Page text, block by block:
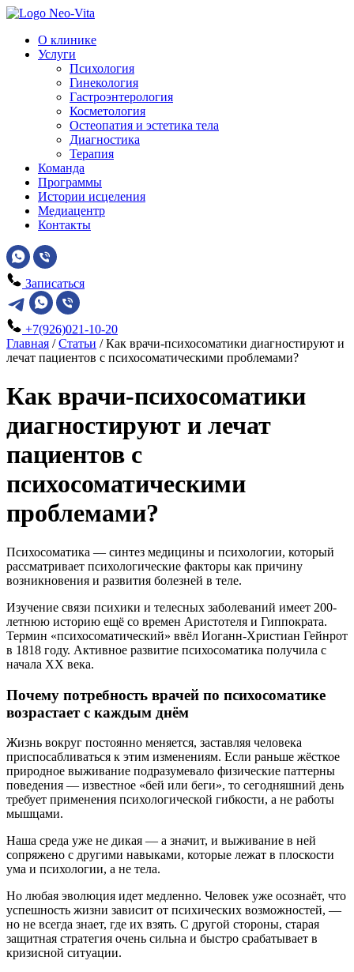
О клинике
Услуги
Психология
Гинекология
Гастроэнтерология
Косметология
Остеопатия и эстетика тела
Диагностика
Терапия
Команда
Программы
Истории исцеления
Медиацентр
Контакты
Записаться
+7(926)021-10-20
Главная /Статьи /Как врачи-психосоматики диагностируют и
лечат пациентов с психосоматическими проблемами?
Как врачи-психосоматики
диагностируют и лечат
пациентов с
психосоматическими
проблемами?
Психосоматика — синтез медицины и психологии, который
рассматривает психологические факторы как причину
возникновения и развития болезней в теле.
Изучение связи психики и телесных заболеваний имеет 200-
летнюю историю ещё со времен Аристотеля и Гиппократа.
Термин «психосоматический» ввёл Иоганн-Христиан Гейнрот
в 1818 году. Активное развитие психосоматика получила с
начала ХХ века.
Почему потребность врачей по психосоматике
возрастает с каждым днём
Жизнь вокруг постоянно меняется, заставляя человека
приспосабливаться к этим изменениям. Если раньше жёсткое
природное выживание подразумевало физические паттерны
поведения — известное «бей или беги», то сегодняшний день
требует применения психологической гибкости, а не работы
мышцами.
Наша среда уже не дикая — а значит, и выживание в ней
сопряжено с другими навыками, которые лежат в плоскости
ума и психологии, а не тела.
Но любая эволюция идет медленно. Человек уже осознаёт, что
успешность жизни зависит от психических возможностей, —
но не всегда знает, где их взять. С другой стороны, старая
защитная стратегия очень сильна и быстро срабатывает в
кризисной ситуации.